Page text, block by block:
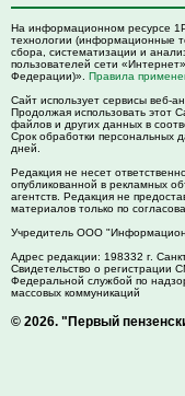
На информационном ресурсе
технологии (информационные
сбора, систематизации и
пользователей сети
Федерации)». Правила
Сайт использует сервисы веб-
Продолжая использовать этот
файлов и других данных в
Срок обработки персональных
дней.
Редакция не несет
опубликованной в рекламных
агентств. Редакция не
материалов только по
Учредитель ООО
Адрес редакции: 198332 г.
Свидетельство о
Федеральной службой по
массовых коммуникаций
© 2026. "Первый